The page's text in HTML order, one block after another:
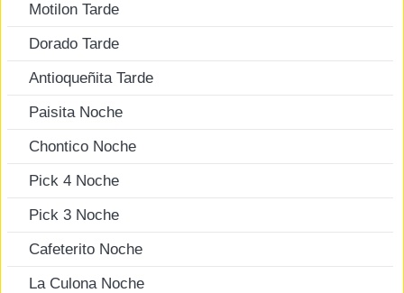
Motilon Tarde
Dorado Tarde
Antioqueñita Tarde
Paisita Noche
Chontico Noche
Pick 4 Noche
Pick 3 Noche
Cafeterito Noche
La Culona Noche